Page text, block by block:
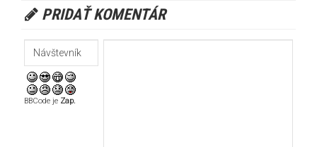
PRIDAŤ KOMENTÁR
BBCode je Zap.